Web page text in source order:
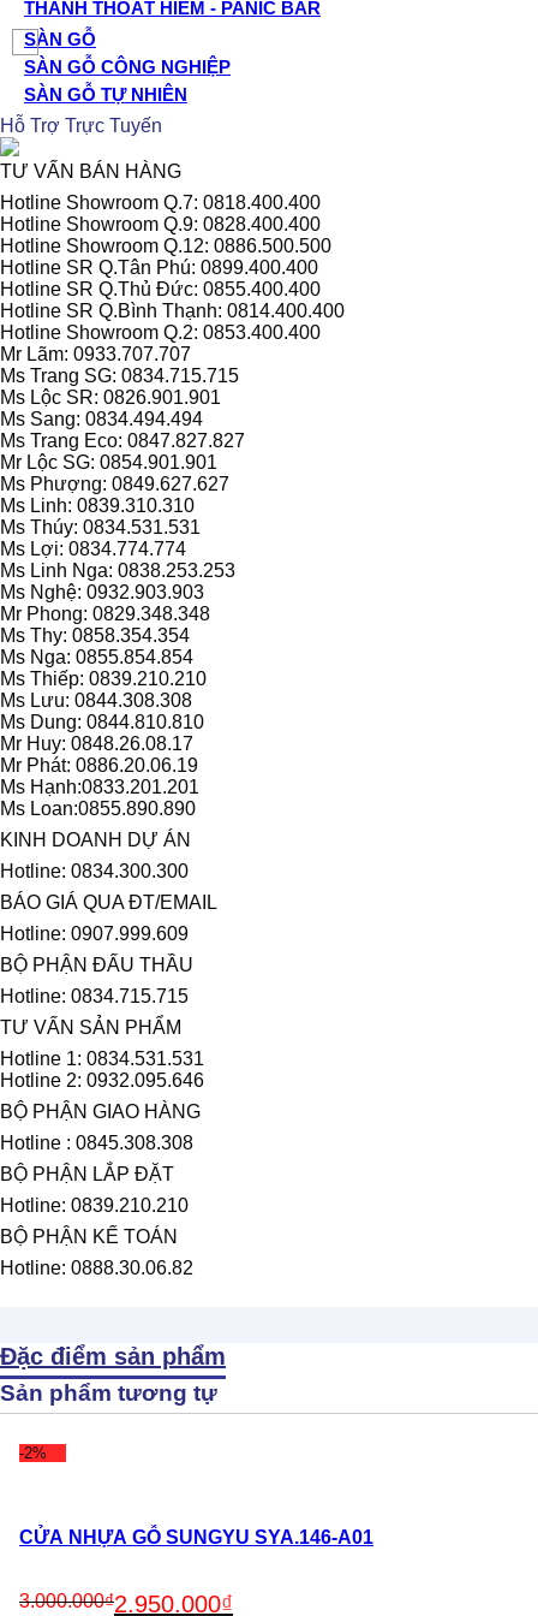
THANH THOÁT HIỂM - PANIC BAR
SÀN GỖ
SÀN GỖ CÔNG NGHIỆP
SÀN GỖ TỰ NHIÊN
Hỗ Trợ Trực Tuyến
TƯ VẤN BÁN HÀNG
Hotline Showroom Q.7: 0818.400.400
Hotline Showroom Q.9: 0828.400.400
Hotline Showroom Q.12: 0886.500.500
Hotline SR Q.Tân Phú: 0899.400.400
Hotline SR Q.Thủ Đức: 0855.400.400
Hotline SR Q.Bình Thạnh: 0814.400.400
Hotline Showroom Q.2: 0853.400.400
Mr Lãm: 0933.707.707
Ms Trang SG: 0834.715.715
Ms Lộc SR: 0826.901.901
Ms Sang: 0834.494.494
Ms Trang Eco: 0847.827.827
Mr Lộc SG: 0854.901.901
Ms Phượng: 0849.627.627
Ms Linh: 0839.310.310
Ms Thúy: 0834.531.531
Ms Lợi: 0834.774.774
Ms Linh Nga: 0838.253.253
Ms Nghệ: 0932.903.903
Mr Phong: 0829.348.348
Ms Thy: 0858.354.354
Ms Nga: 0855.854.854
Ms Thiếp: 0839.210.210
Ms Lưu: 0844.308.308
Ms Dung: 0844.810.810
Mr Huy: 0848.26.08.17
Mr Phát: 0886.20.06.19
Ms Hạnh:0833.201.201
Ms Loan:0855.890.890
KINH DOANH DỰ ÁN
Hotline: 0834.300.300
BÁO GIÁ QUA ĐT/EMAIL
Hotline: 0907.999.609
BỘ PHẬN ĐẤU THẦU
Hotline: 0834.715.715
TƯ VẤN SẢN PHẨM
Hotline 1: 0834.531.531
Hotline 2: 0932.095.646
BỘ PHẬN GIAO HÀNG
Hotline : 0845.308.308
BỘ PHẬN LẮP ĐẶT
Hotline: 0839.210.210
BỘ PHẬN KẾ TOÁN
Hotline: 0888.30.06.82
Đặc điểm sản phẩm
Sản phẩm tương tự
-2%
CỬA NHỰA GỖ SUNGYU SYA.146-A01
3.000.000₫2.950.000₫